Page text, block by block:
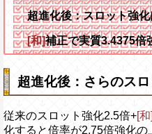
超進化後：スロット強
[和]補正で実質3.4375倍
超進化後：さらのス
従来のスロット強化2.5倍+[和]
化すると倍率が2.75倍強化